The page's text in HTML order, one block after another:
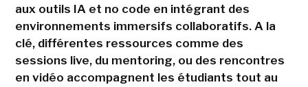
aux outils IA et no code en intégrant des
environnements immersifs collaboratifs. A la
clé, différentes ressources comme des
sessions live, du mentoring, ou des rencontres
en vidéo accompagnent les étudiants tout au